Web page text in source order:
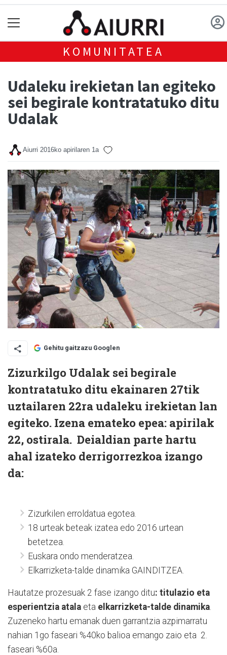
KOMUNITATEA
Udaleku irekietan lan egiteko
sei begirale kontratatuko ditu
Udalak
Aiurri 2016ko apirilaren 1a
Gehitu gaitzazu Googlen
Zizurkilgo Udalak sei begirale
kontratatuko ditu ekainaren 27tik
uztailaren 22ra udaleku irekietan lan
egiteko. Izena emateko epea: apirilak
22, ostirala. Deialdian parte hartu
ahal izateko derrigorrezkoa izango
da:
Zizurkilen erroldatua egotea.
18 urteak beteak izatea edo 2016 urtean
betetzea.
Euskara ondo menderatzea.
Elkarrizketa-talde dinamika GAINDITZEA.
Hautatze prozesuak 2 fase izango ditu: titulazio eta
esperientzia atala eta elkarrizketa-talde dinamika
Zuzeneko hartu emanak duen garrantzia azpimarratu
nahian 1go faseari %40ko balioa emango zaio eta 2.
faseari %60a.